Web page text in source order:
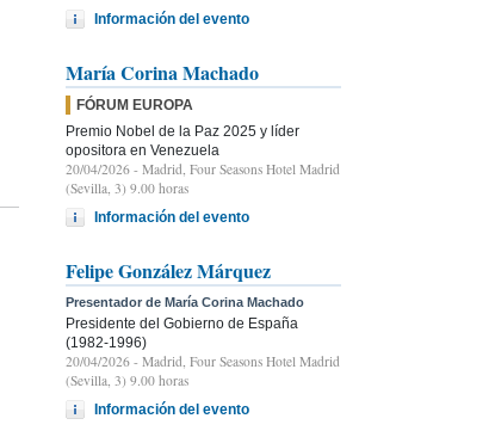
Información del evento
María Corina Machado
FÓRUM EUROPA
Premio Nobel de la Paz 2025 y líder
opositora en Venezuela
20/04/2026 - Madrid, Four Seasons Hotel Madrid
(Sevilla, 3) 9.00 horas
Información del evento
Felipe González Márquez
Presentador de María Corina Machado
Presidente del Gobierno de España
(1982-1996)
20/04/2026 - Madrid, Four Seasons Hotel Madrid
(Sevilla, 3) 9.00 horas
Información del evento